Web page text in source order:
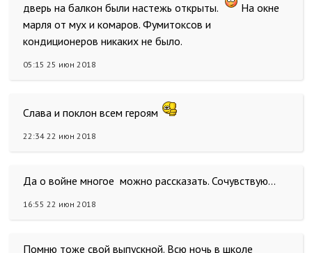
дверь на балкон были настежь открыты.
На окне
марля от мух и комаров. Фумитоксов и
кондиционеров никаких не было.
05:15 25 июн 2018
Слава и поклон всем героям
22:34 22 июн 2018
Да о войне многое можно рассказать. Сочувствую...
16:55 22 июн 2018
Помню тоже свой выпускной. Всю ночь в школе